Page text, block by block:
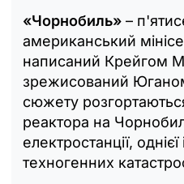
«Чорнобиль» –
американський
написаний Крейгом
зрежисований
сюжету
реактора на
електростанції,
техногенних